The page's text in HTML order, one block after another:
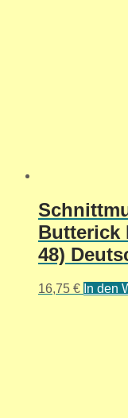
Butterick
48)
16,75 € In den